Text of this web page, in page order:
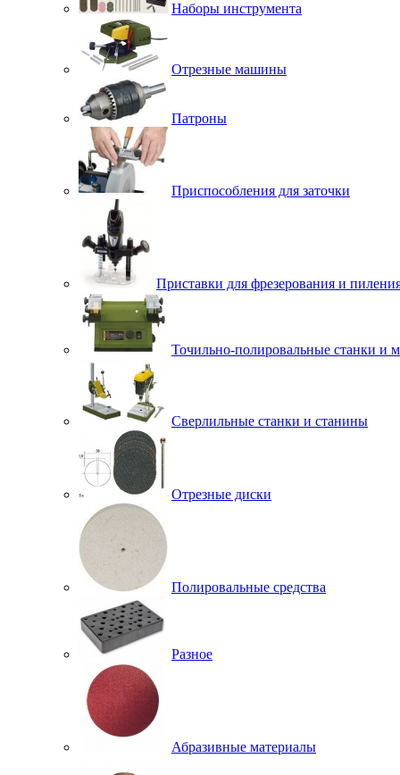
Наборы инструмента
Отрезные машины
Патроны
Приспособления для заточки
Приставки для фрезерования и
Точильно-полировальные станки и
Сверлильные станки и станины
Отрезные диски
Полировальные средства
Разное
Абразивные материалы